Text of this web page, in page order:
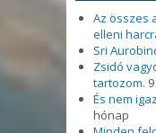
Az összes
elleni
Sri
Zsidó
tartozom.
És nem
hónap